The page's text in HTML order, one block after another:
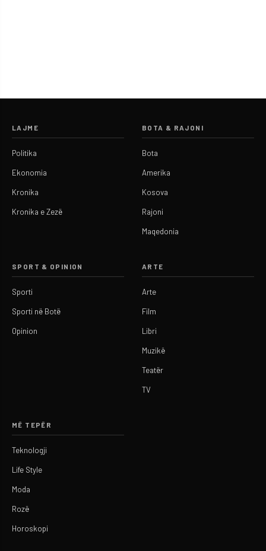
LAJME
Politika
Ekonomia
Kronika
Kronika e Zezë
BOTA & RAJONI
Bota
Amerika
Kosova
Rajoni
Maqedonia
SPORT & OPINION
Sporti
Sporti në Botë
Opinion
ARTE
Arte
Film
Libri
Muzikë
Teatër
TV
MË TEPËR
Teknologji
Life Style
Moda
Rozë
Horoskopi